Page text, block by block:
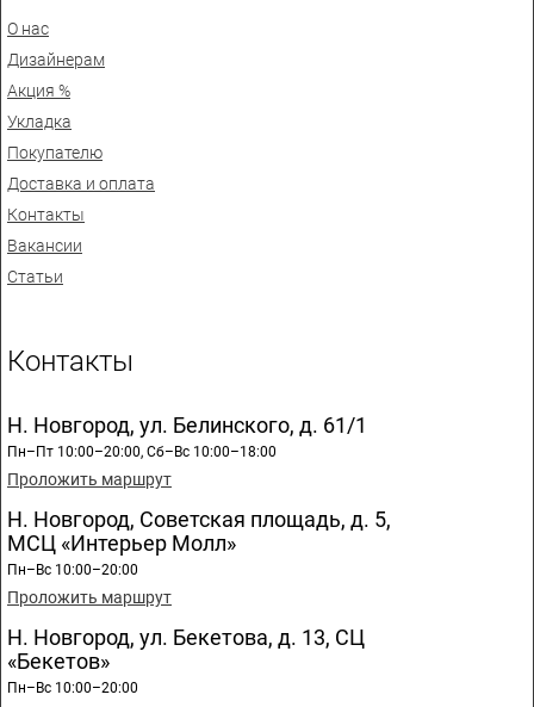
О нас
Дизайнерам
Акция %
Укладка
Покупателю
Доставка и оплата
Контакты
Вакансии
Статьи
Контакты
Н. Новгород, ул. Белинского, д. 61/1
Пн–Пт 10:00–20:00, Сб–Вс 10:00–18:00
Проложить маршрут
Н. Новгород, Советская площадь, д. 5,
МСЦ «Интерьер Молл»
Пн–Вс 10:00–20:00
Проложить маршрут
Н. Новгород, ул. Бекетова, д. 13, СЦ
«Бекетов»
Пн–Вс 10:00–20:00